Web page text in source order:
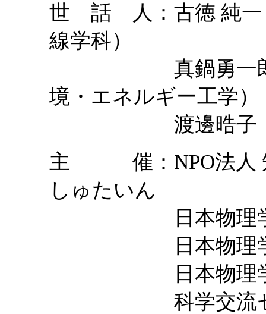
世 話 人：古徳 純一
線学科）
真鍋勇一郎（大
境・エネルギー工学）
渡邊晧子（京都
主 催：NPO法人 知
しゅたいん
日本物理学会
日本物理学会
日本物理学会
科学交流セ